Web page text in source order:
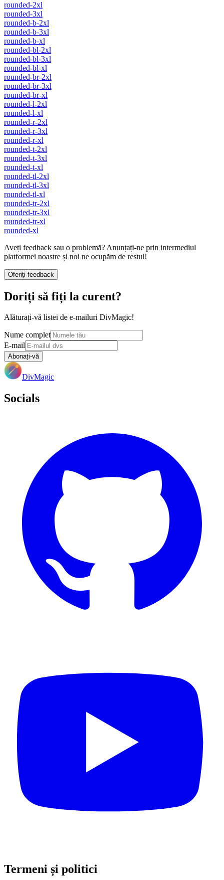
rounded-2xl
rounded-3xl
rounded-b-2xl
rounded-b-3xl
rounded-b-xl
rounded-bl-2xl
rounded-bl-3xl
rounded-bl-xl
rounded-br-2xl
rounded-br-3xl
rounded-br-xl
rounded-l-2xl
rounded-l-xl
rounded-r-2xl
rounded-r-3xl
rounded-r-xl
rounded-t-2xl
rounded-t-3xl
rounded-t-xl
rounded-tl-2xl
rounded-tl-3xl
rounded-tl-xl
rounded-tr-2xl
rounded-tr-3xl
rounded-tr-xl
rounded-xl
Aveți feedback sau o problemă? Anunțați-ne prin intermediul
platformei noastre și noi ne ocupăm de restul!
Oferiți feedback
Doriți să fiți la curent?
Alăturați-vă listei de e-mailuri DivMagic!
Nume complet
E-mail
Abonați-vă
DivMagic
Socials
Termeni și politici